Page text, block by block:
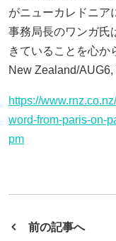
がニューカレドニア
事務局長のワンガ氏
きていることを心か
New Zealand/AUG6,
https://
word-from-paris-on-
pm
前の記事へ